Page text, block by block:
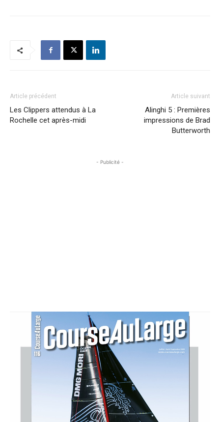
Article précédent
Les Clippers attendus à La
Rochelle cet après-midi
Article suivant
Alinghi 5 : Premières
impressions de Brad
Butterworth
- Publicité -